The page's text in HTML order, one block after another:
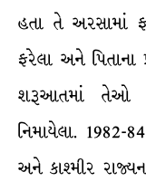
હતા તે અરસામાં
ફરેલા અને પિતાના
શરૂઆતમાં તેઓ
નિમાયેલા. 1982-
અને કાશ્મીર